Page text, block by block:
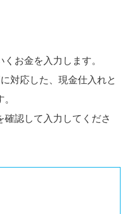
お金を入力します。
対応した、現金仕入れと
認して入力してくださ